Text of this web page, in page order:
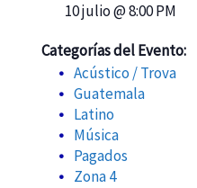
10 julio @ 8:00 PM
Categorías del Evento:
Acústico / Trova
Guatemala
Latino
Música
Pagados
Zona 4